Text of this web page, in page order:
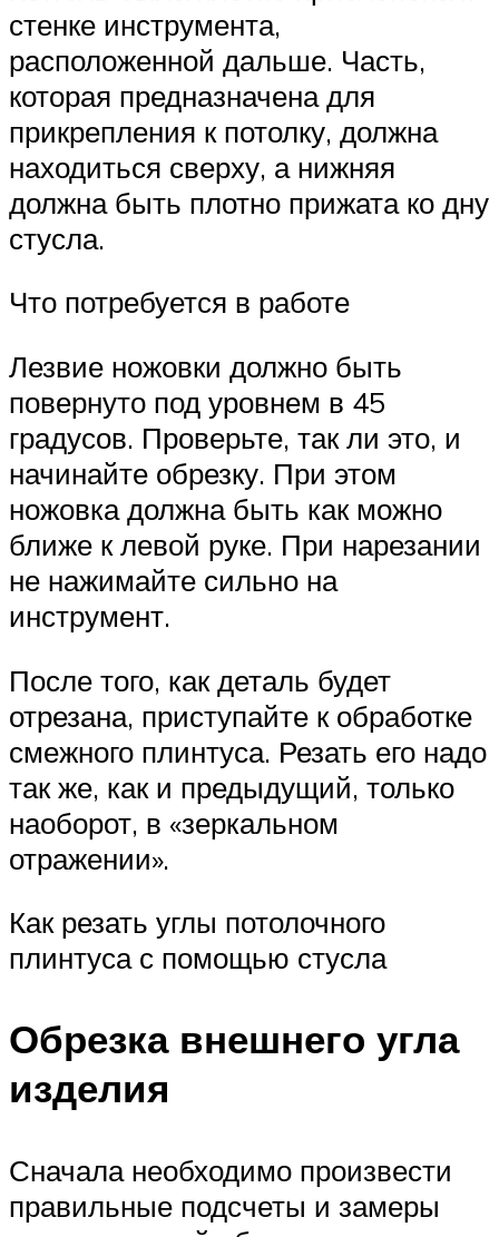
стенке инструмента,
расположенной дальше. Часть,
которая предназначена для
прикрепления к потолку, должна
находиться сверху, а нижняя
должна быть плотно прижата ко дну
стусла.
Что потребуется в работе
Лезвие ножовки должно быть
повернуто под уровнем в 45
градусов. Проверьте, так ли это, и
начинайте обрезку. При этом
ножовка должна быть как можно
ближе к левой руке. При нарезании
не нажимайте сильно на
инструмент.
После того, как деталь будет
отрезана, приступайте к обработке
смежного плинтуса. Резать его надо
так же, как и предыдущий, только
наоборот, в «зеркальном
отражении».
Как резать углы потолочного
плинтуса с помощью стусла
Обрезка внешнего угла
изделия
Сначала необходимо произвести
правильные подсчеты и замеры